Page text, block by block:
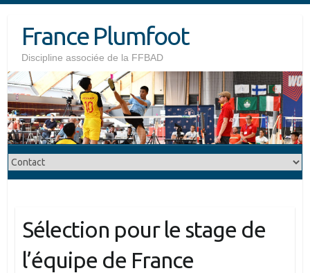
contentFrance Plumfoot
Discipline associée de la FFBAD
Sélection pour le stage de
l’équipe de France